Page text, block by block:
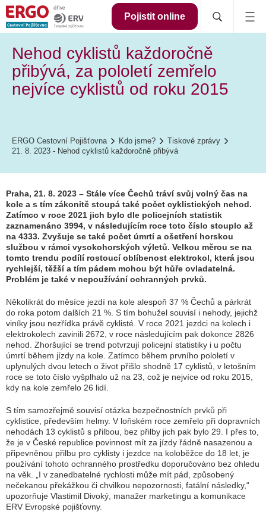
Pojistit online
Nehod cyklistů každoročně
přibývá, za pololetí zemřelo
nejvíce cyklistů od roku 2015
ERGO Cestovní Pojišťovna Kdo jsme?
Tiskové zprávy
21. 8. 2023 - Nehod cyklistů každoročně přibývá
Praha, 21. 8. 2023 – Stále více Čechů tráví svůj volný čas na
kole a s tím zákonitě stoupá také počet cyklistických nehod.
Zatímco v roce 2021 jich bylo dle policejních statistik
zaznamenáno 3994, v následujícím roce toto číslo stouplo až
na 4333. Zvyšuje se také počet úmrtí a ošetření horskou
službou v rámci vysokohorských výletů. Velkou měrou se na
tomto trendu podílí rostoucí oblíbenost elektrokol, která jsou
rychlejší, těžší a tím pádem mohou být hůře ovladatelná.
Problém je také v nepoužívání ochranných prvků.
Několikrát do měsíce jezdí na kole alespoň 37 % Čechů a párkrát
do roka potom dalších 21 %. S tím bohužel souvisí i nehody, jejichž
viníky jsou nezřídka právě cyklisté. V roce 2021 jezdci na kolech i
elektrokolech zavinili 2672, v roce následujícím pak dokonce 2826
nehod. Zhoršující se trend potvrzují policejní statistiky i u počtu
úmrtí během jízdy na kole. Zatímco během prvního pololetí v
uplynulých dvou letech o život přišlo shodně 17 cyklistů, v letošním
roce se toto číslo vyšplhalo už na 23, což je nejvíce od roku 2015,
kdy na kole zemřelo 26 lidí.
S tím samozřejmě souvisí otázka bezpečnostních prvků při
cyklistice, především helmy. V loňském roce zemřelo při dopravních
nehodách 13 cyklistů s přilbou, bez přilby jich pak bylo 29. I přes to,
že je v České republice povinnost mít za jízdy řádně nasazenou a
připevněnou přilbu pro cyklisty i jezdce na koloběžce do 18 let, je
používání tohoto ochranného prostředku doporučováno bez ohledu
na věk. „I v zanedbatelné rychlosti může mít pád, způsobený
nečekanou překážkou či chvilkou nepozornosti, fatální následky,“
upozorňuje Vlastimil Divoký, manažer marketingu a komunikace
ERV Evropské pojišťovny.